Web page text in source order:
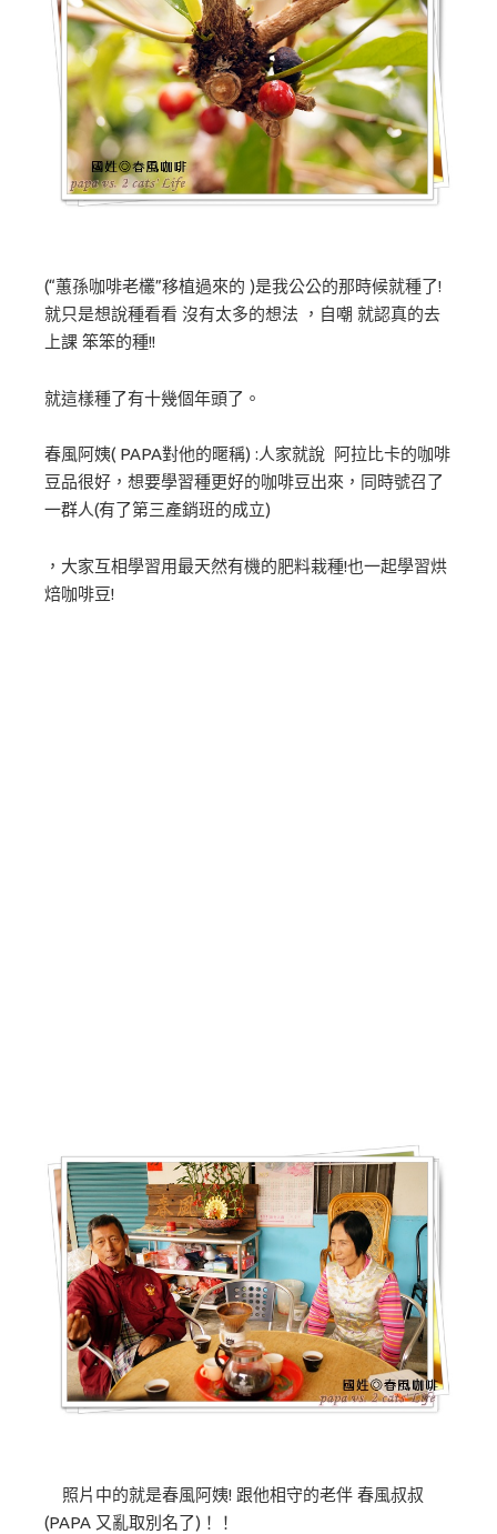
(“蕙孫咖啡老欉”移植過來的 )是我公公的那時候就種了!
就只是想說種看看 沒有太多的想法 ，自嘲 就認真的去
上課 笨笨的種!!
就這樣種了有十幾個年頭了。
春風阿姨( PAPA對他的暱稱) :人家就說 阿拉比卡的咖啡
豆品很好，想要學習種更好的咖啡豆出來，同時號召了
一群人(有了第三產銷班的成立)
，大家互相學習用最天然有機的肥料栽種!也一起學習烘
焙咖啡豆!
照片中的就是春風阿姨! 跟他相守的老伴 春風叔叔
(PAPA 又亂取別名了)！！